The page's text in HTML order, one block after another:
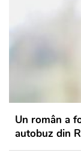
Un român a
autobuz din